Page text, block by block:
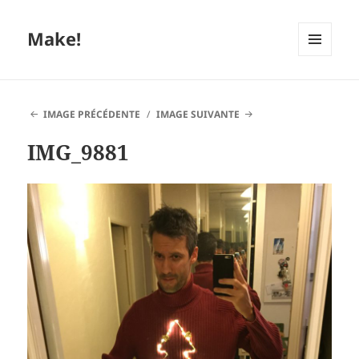
Make!
IMAGE PRÉCÉDENTE
IMAGE SUIVANTE
IMG_9881